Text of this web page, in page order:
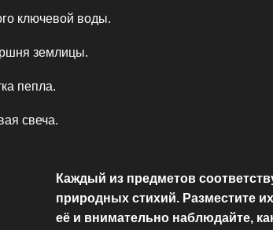
ключевой воды.
землицы.
пепла.
свеча.
Каждый из предметов
природных стихий. Разместите
её и внимательно наблюдайте,